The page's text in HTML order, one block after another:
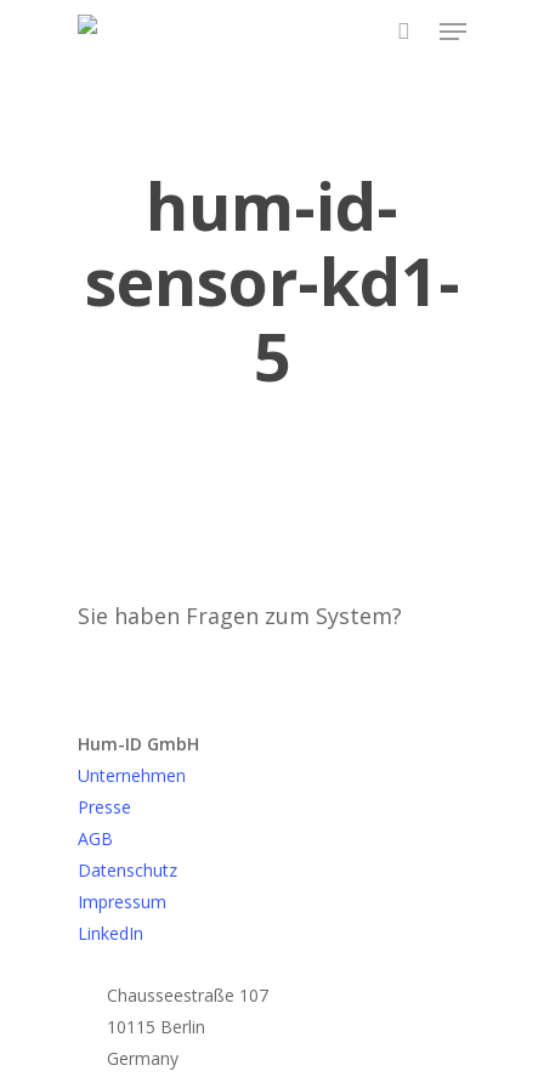
Menu
hum-id-
sensor-kd1-
5
Sie haben Fragen zum System?
Hum-ID GmbH
Unternehmen
Presse
AGB
Datenschutz
Impressum
LinkedIn
Chausseestraße 107
10115 Berlin
Germany